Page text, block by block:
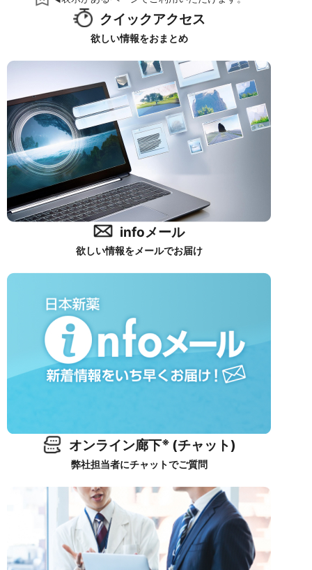
クイックアクセス
欲しい情報をおまとめ
infoメール
欲しい情報をメールでお届け
オンライン廊下※ (チャット)
弊社担当者にチャットでご質問